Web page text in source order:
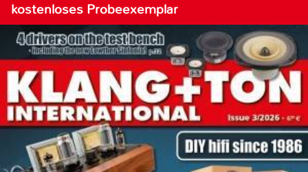
kostenloses Probeexemplar